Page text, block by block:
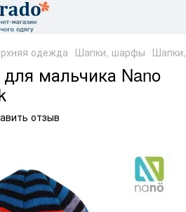
одежда Шапки, шарфы
мальчика Nano
отзыв